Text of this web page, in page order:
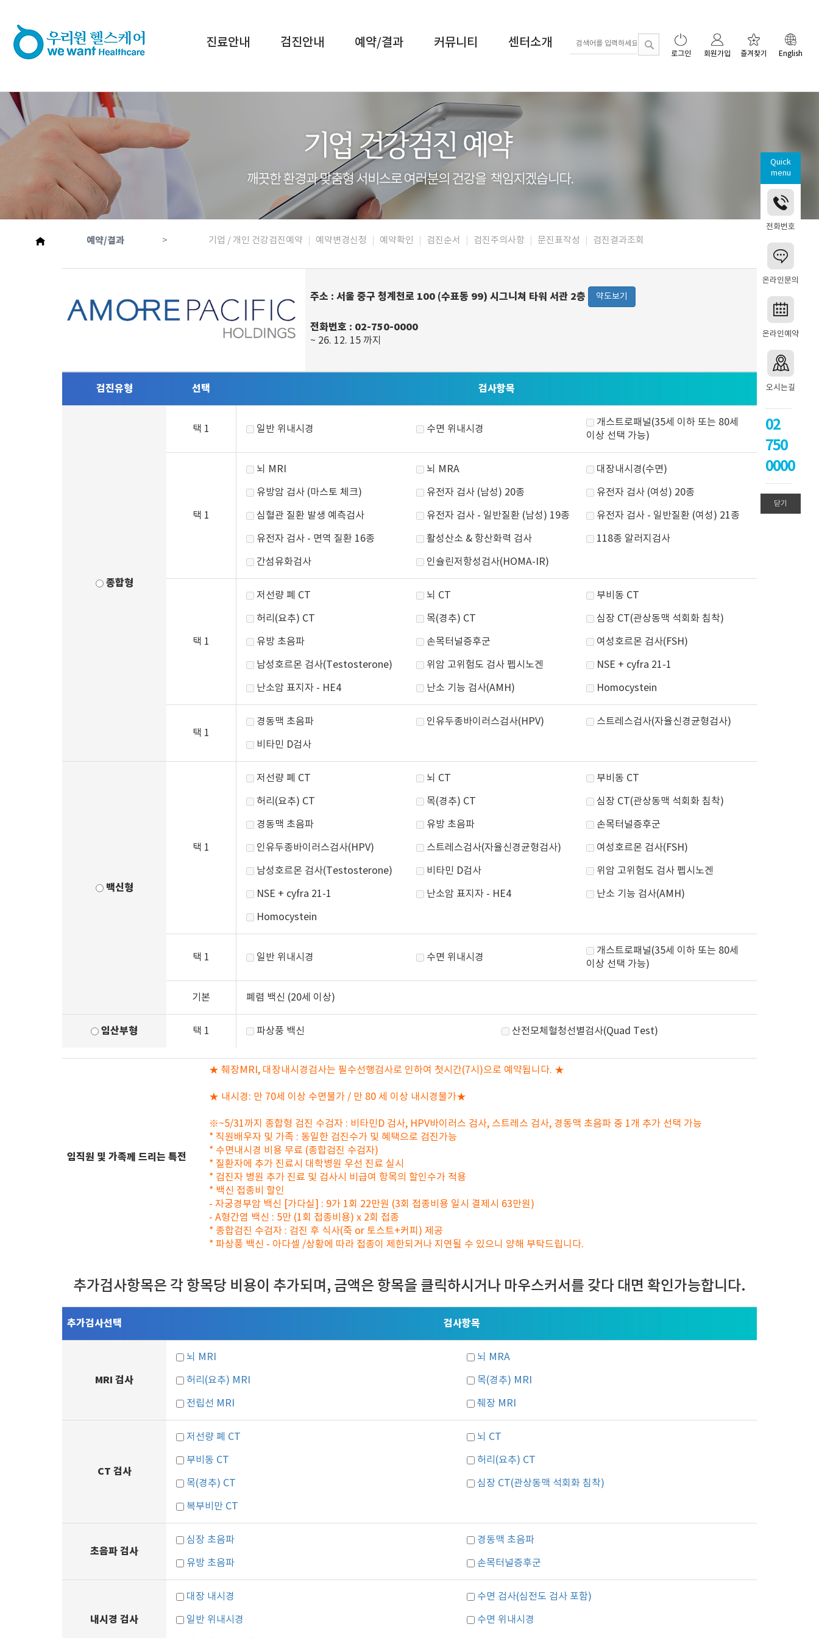
Quick
menu
전화번호
온라인문의
온라인예약
오시는길
02
750
0000
닫기
진료안내 검진안내 예약/결과 커뮤니티 센터소개
로그인 회원가입 즐겨찾기 English
예약/결과 > 기업 / 개인 건강검진예약 예약변경신청 예약확인 검진순서 검진주의사항 문진표작성 검진결과조회
주소 : 서울 중구 청계천로 100 (수표동 99) 시그니쳐 타워 서관 2층 약도보기
전화번호 : 02-750-0000
~ 26. 12. 15 까지
검진유형 선택 검사항목
종합형
택 1 일반 위내시경 수면 위내시경
개스트로패널(35세 이하 또는 80세
이상 선택 가능)
택 1
뇌 MRI 뇌 MRA 대장내시경(수면)
유방암 검사 (마스토 체크) 유전자 검사 (남성) 20종 유전자 검사 (여성) 20종
심혈관 질환 발생 예측검사 유전자 검사 - 일반질환 (남성) 19종 유전자 검사 - 일반질환 (여성) 21종
유전자 검사 - 면역 질환 16종 활성산소 & 항산화력 검사 118종 알러지검사
간섬유화검사 인슐린저항성검사(HOMA-IR)
택 1
저선량 폐 CT 뇌 CT 부비동 CT
허리(요추) CT 목(경추) CT 심장 CT(관상동맥 석회화 침착)
유방 초음파 손목터널증후군 여성호르몬 검사(FSH)
남성호르몬 검사(Testosterone) 위암 고위험도 검사 펩시노겐 NSE + cyfra 21-1
난소암 표지자 - HE4 난소 기능 검사(AMH) Homocystein
택 1
경동맥 초음파 인유두종바이러스검사(HPV) 스트레스검사(자율신경균형검사)
비타민 D검사
백신형
택 1
저선량 폐 CT 뇌 CT 부비동 CT
허리(요추) CT 목(경추) CT 심장 CT(관상동맥 석회화 침착)
경동맥 초음파 유방 초음파 손목터널증후군
인유두종바이러스검사(HPV) 스트레스검사(자율신경균형검사) 여성호르몬 검사(FSH)
남성호르몬 검사(Testosterone) 비타민 D검사 위암 고위험도 검사 펩시노겐
NSE + cyfra 21-1 난소암 표지자 - HE4 난소 기능 검사(AMH)
Homocystein
택 1 일반 위내시경 수면 위내시경
개스트로패널(35세 이하 또는 80세
이상 선택 가능)
기본 폐렴 백신 (20세 이상)
임산부형 택 1 파상풍 백신 산전모체혈청선별검사(Quad Test)
임직원 및 가족께 드리는 특전
★ 췌장MRI, 대장내시경검사는 필수선행검사로 인하여 첫시간(7시)으로 예약됩니다. ★
★ 내시경: 만 70세 이상 수면불가 / 만 80 세 이상 내시경불가★
※~5/31까지 종합형 검진 수검자 : 비타민D 검사, HPV바이러스 검사, 스트레스 검사, 경동맥 초음파 중 1개 추가 선택 가능
* 직원배우자 및 가족 : 동일한 검진수가 및 혜택으로 검진가능
* 수면내시경 비용 무료 (종합검진 수검자)
* 질환자에 추가 진료시 대학병원 우선 진료 실시
* 검진자 병원 추가 진료 및 검사시 비급여 항목의 할인수가 적용
* 백신 접종비 할인
- 자궁경부암 백신 [가다실] : 9가 1회 22만원 (3회 접종비용 일시 결제시 63만원)
- A형간염 백신 : 5만 (1회 접종비용) x 2회 접종
* 종합검진 수검자 : 검진 후 식사(죽 or 토스트+커피) 제공
* 파상풍 백신 - 아다셀 /상황에 따라 접종이 제한되거나 지연될 수 있으니 양해 부탁드립니다.
추가검사항목은 각 항목당 비용이 추가되며, 금액은 항목을 클릭하시거나 마우스커서를 갖다 대면 확인가능합니다.
추가검사선택 검사항목
MRI 검사
뇌 MRI 뇌 MRA
허리(요추) MRI 목(경추) MRI
전립선 MRI 췌장 MRI
CT 검사
저선량 폐 CT 뇌 CT
부비동 CT 허리(요추) CT
목(경추) CT 심장 CT(관상동맥 석회화 침착)
복부비만 CT
초음파 검사
심장 초음파 경동맥 초음파
유방 초음파 손목터널증후군
내시경 검사
대장 내시경 수면 검사(심전도 검사 포함)
일반 위내시경 수면 위내시경